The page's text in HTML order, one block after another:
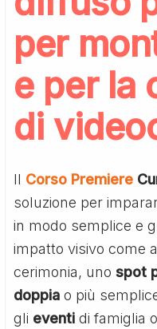
per
e per la
di
Il Corso Premiere
soluzione per
in modo semplice e
impatto visivo come
cerimonia, unospot
doppia o più
gli eventi di famiglia